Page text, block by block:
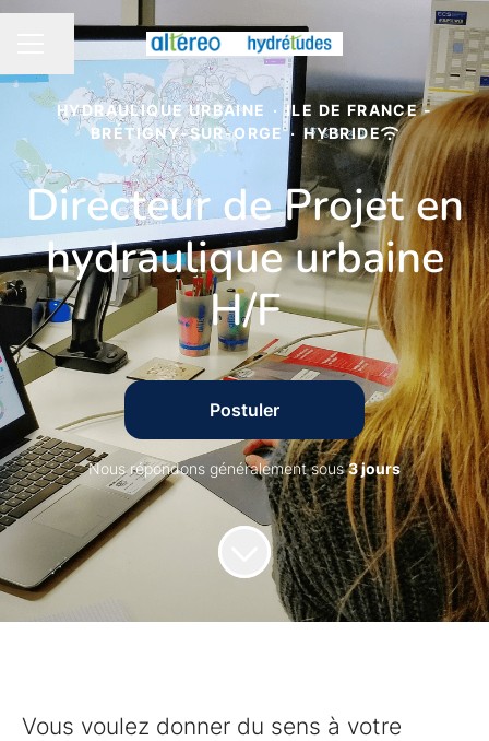
MENU CARRIÈRE
Partager la page
HYDRAULIQUE URBAINE · ILE DE FRANCE -
BRÉTIGNY-SUR-ORGE · HYBRIDE
Directeur de Projet en
hydraulique urbaine
H/F
Postuler
Nous répondons généralement sous3 jours
Vous voulez donner du sens à votre